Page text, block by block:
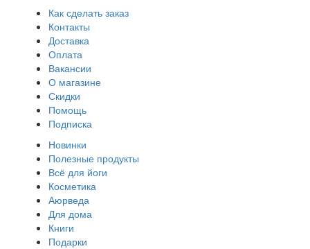
Как сделать заказ
Контакты
Доставка
Оплата
Вакансии
О магазине
Скидки
Помощь
Подписка
Новинки
Полезные продукты
Всё для йоги
Косметика
Аюрведа
Для дома
Книги
Подарки